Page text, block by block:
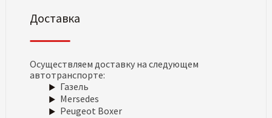
Доставка
Осуществляем доставку на следующем
автотранспорте:
Газель
Mersedes
Peugeot Boxer